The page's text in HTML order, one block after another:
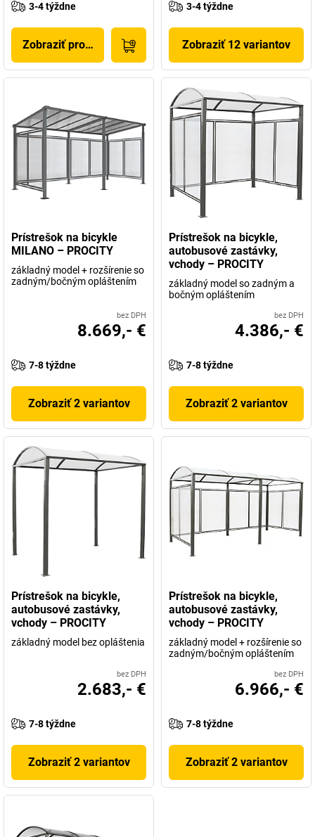
3-4 týždne
Zobraziť produkt
3-4 týždne
Zobraziť 12 variantov
Prístrešok na bicykle
MILANO – PROCITY
základný model + rozšírenie so
zadným/bočným opláštením
bez DPH
8.669,- €
7-8 týždne
Zobraziť 2 variantov
Prístrešok na bicykle,
autobusové zastávky,
vchody – PROCITY
základný model so zadným a
bočným opláštením
bez DPH
4.386,- €
7-8 týždne
Zobraziť 2 variantov
Prístrešok na bicykle,
autobusové zastávky,
vchody – PROCITY
základný model bez opláštenia
bez DPH
2.683,- €
7-8 týždne
Zobraziť 2 variantov
Prístrešok na bicykle,
autobusové zastávky,
vchody – PROCITY
základný model + rozšírenie so
zadným/bočným opláštením
bez DPH
6.966,- €
7-8 týždne
Zobraziť 2 variantov